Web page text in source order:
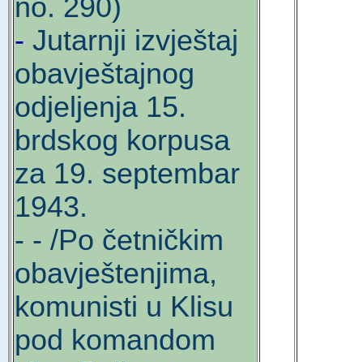
no. 290)
- Jutarnji izvještaj
obavještajnog
odjeljenja 15.
brdskog korpusa
za 19. septembar
1943.
- - /Po četničkim
obavještenjima,
komunisti u Klisu
pod komandom